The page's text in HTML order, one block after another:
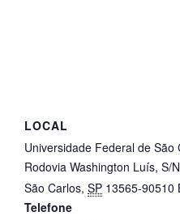
LOCAL
Universidade Federal de São
Rodovia Washington Luís, S/
São Carlos, SP 13565-90510
Telefone